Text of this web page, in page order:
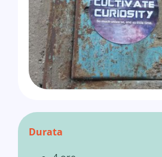
Durata